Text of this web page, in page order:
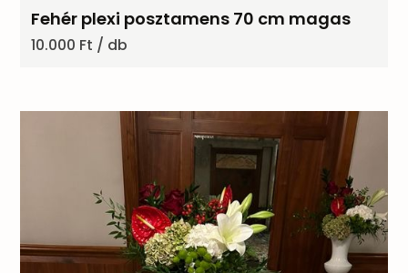
Fehér plexi posztamens 70 cm magas
10.000 Ft / db